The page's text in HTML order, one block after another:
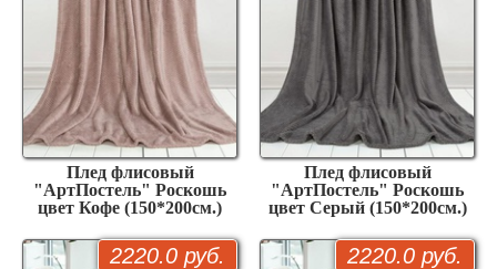
Плед флисовый
"АртПостель" Роскошь
цвет Кофе (150*200см.)
Плед флисовый
"АртПостель" Роскошь
цвет Серый (150*200см.)
2220.0 руб. 2220.0 руб.